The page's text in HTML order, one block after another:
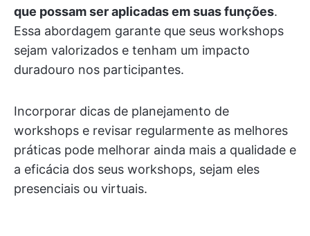
que possam ser aplicadas em suas funções.
Essa abordagem garante que seus workshops
sejam valorizados e tenham um impacto
duradouro nos participantes.
Incorporar dicas de planejamento de
workshops e revisar regularmente as melhores
práticas pode melhorar ainda mais a qualidade e
a eficácia dos seus workshops, sejam eles
presenciais ou virtuais.